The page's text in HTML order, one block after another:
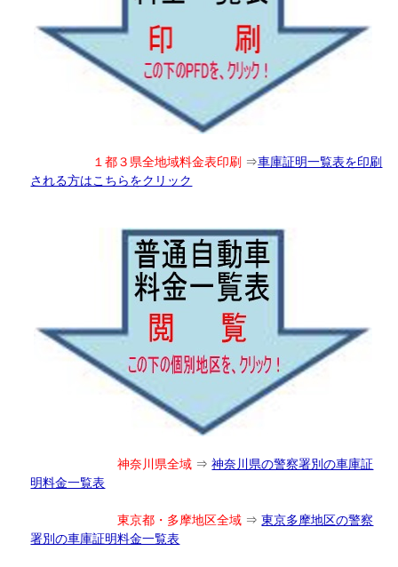
１都３県全地域料金表印刷 ⇒車庫証明一覧表を印刷
される方はこちらをクリック
神奈川県全域 ⇒神奈川県の警察署別の車庫証
明料金一覧表
東京都・多摩地区全域 ⇒東京多摩地区の警察
署別の車庫証明料金一覧表